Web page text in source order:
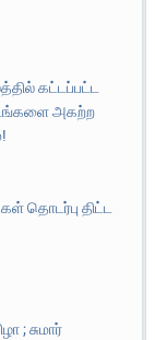
கட்டப்பட்ட
அகற்ற
தொடர்பு திட்ட
; சுமார்